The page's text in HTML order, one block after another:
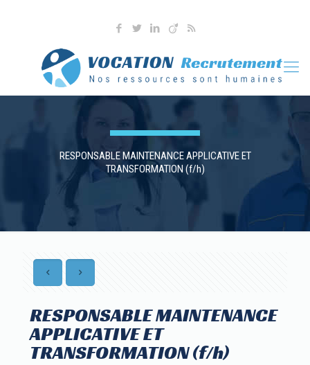
RESPONSABLE MAINTENANCE APPLICATIVE ET
TRANSFORMATION (f/h)
RESPONSABLE MAINTENANCE
APPLICATIVE ET
TRANSFORMATION (f/h)